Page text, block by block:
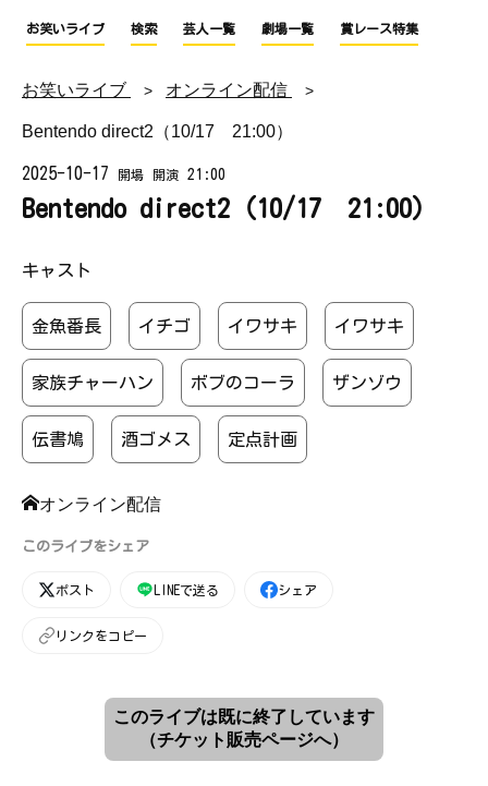
お笑いライブ 検索 芸人一覧 劇場一覧 賞レース特集
お笑いライブ オンライン配信
Bentendo direct2（10/17 21:00）
2025-10-17 開場 開演 21:00
Bentendo direct2（10/17 21:00）
キャスト
金魚番長 イチゴ イワサキ イワサキ
家族チャーハン ボブのコーラ ザンゾウ
伝書鳩 酒ゴメス 定点計画
オンライン配信
このライブをシェア
ポスト LINEで送る シェア
リンクをコピー
このライブは既に終了しています
（チケット販売ページへ）